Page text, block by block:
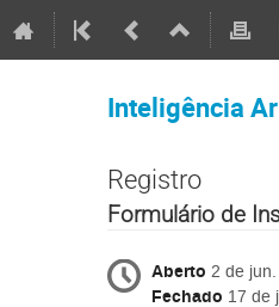
Inteligência
Registro
Formulário de
Aberto 2 de
Fechado 17 de